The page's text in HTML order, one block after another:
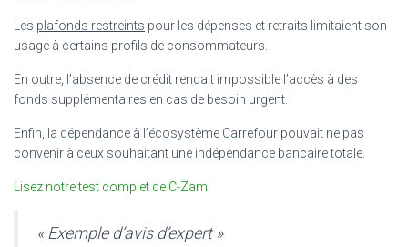
Les plafonds restreints pour les dépenses et retraits limitaient son
usage à certains profils de consommateurs.
En outre, l’absence de crédit rendait impossible l’accès à des
fonds supplémentaires en cas de besoin urgent.
Enfin, la dépendance à l’écosystème Carrefour pouvait ne pas
convenir à ceux souhaitant une indépendance bancaire totale.
Lisez notre test complet de C-Zam
« Exemple d’avis d’expert »